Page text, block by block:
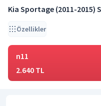
Kia Sportage (2011-2015)
Özellikler
n11
2.640 TL